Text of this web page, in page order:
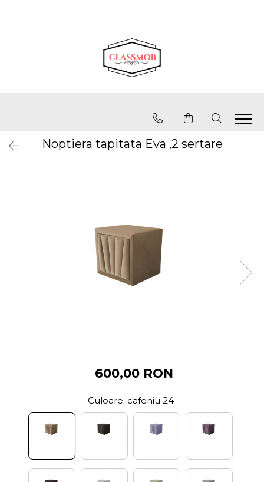
Noptiera tapitata Eva ,2 sertare
600,00 RON
Culoare: cafeniu 24